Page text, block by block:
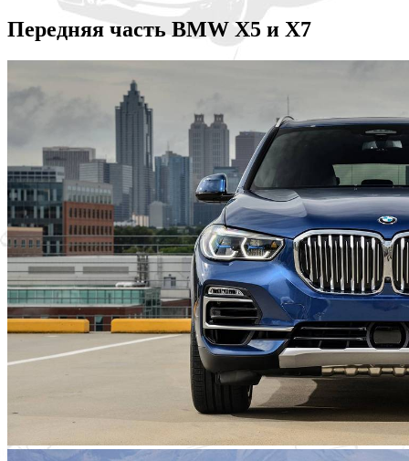
Передняя часть BMW X5 и X7